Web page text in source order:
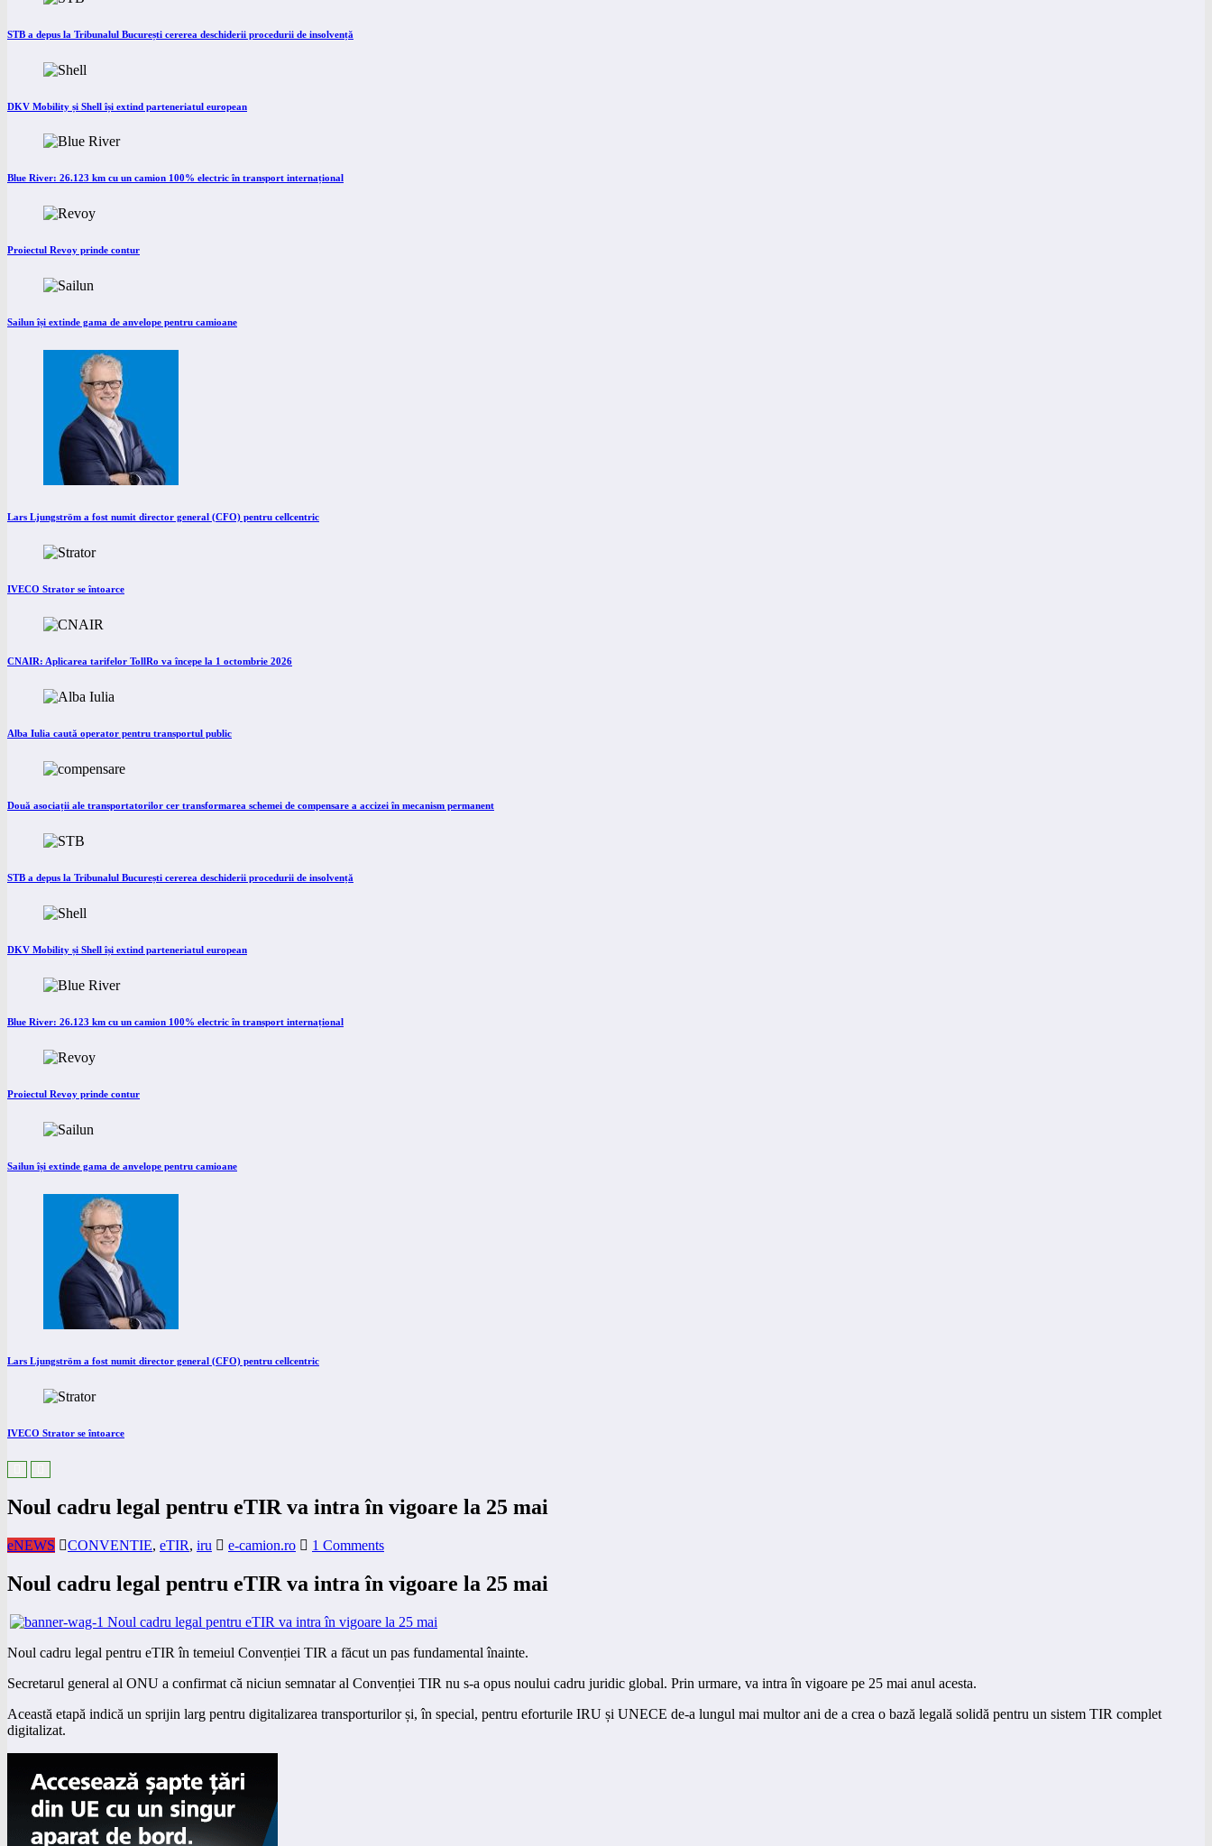
STB a depus la Tribunalul București cererea deschiderii procedurii de insolvență
DKV Mobility și Shell își extind parteneriatul european
Blue River: 26.123 km cu un camion 100% electric în transport internațional
Proiectul Revoy prinde contur
Sailun își extinde gama de anvelope pentru camioane
Lars Ljungström a fost numit director general (CFO) pentru cellcentric
IVECO Strator se întoarce
CNAIR: Aplicarea tarifelor TollRo va începe la 1 octombrie 2026
Alba Iulia caută operator pentru transportul public
Două asociații ale transportatorilor cer transformarea schemei de compensare a accizei în mecanism permanent
STB a depus la Tribunalul București cererea deschiderii procedurii de insolvență
DKV Mobility și Shell își extind parteneriatul european
Blue River: 26.123 km cu un camion 100% electric în transport internațional
Proiectul Revoy prinde contur
Sailun își extinde gama de anvelope pentru camioane
Lars Ljungström a fost numit director general (CFO) pentru cellcentric
IVECO Strator se întoarce
Noul cadru legal pentru eTIR va intra în vigoare la 25 mai
eNEWS CONVENTIE, eTIR, iru e-camion.ro 1 Comments
Noul cadru legal pentru eTIR va intra în vigoare la 25 mai
Noul cadru legal pentru eTIR în temeiul Convenției TIR a făcut un pas fundamental înainte.
Secretarul general al ONU a confirmat că niciun semnatar al Convenției TIR nu s-a opus noului cadru juridic global. Prin urmare, va intra în vigoare pe 25 mai anul acesta.
Această etapă indică un sprijin larg pentru digitalizarea transporturilor și, în special, pentru eforturile IRU și UNECE de-a lungul mai multor ani de a crea o bază legală solidă pentru un sistem TIR complet
digitalizat.